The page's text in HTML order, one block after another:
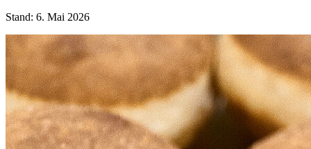
Stand: 6. Mai 2026